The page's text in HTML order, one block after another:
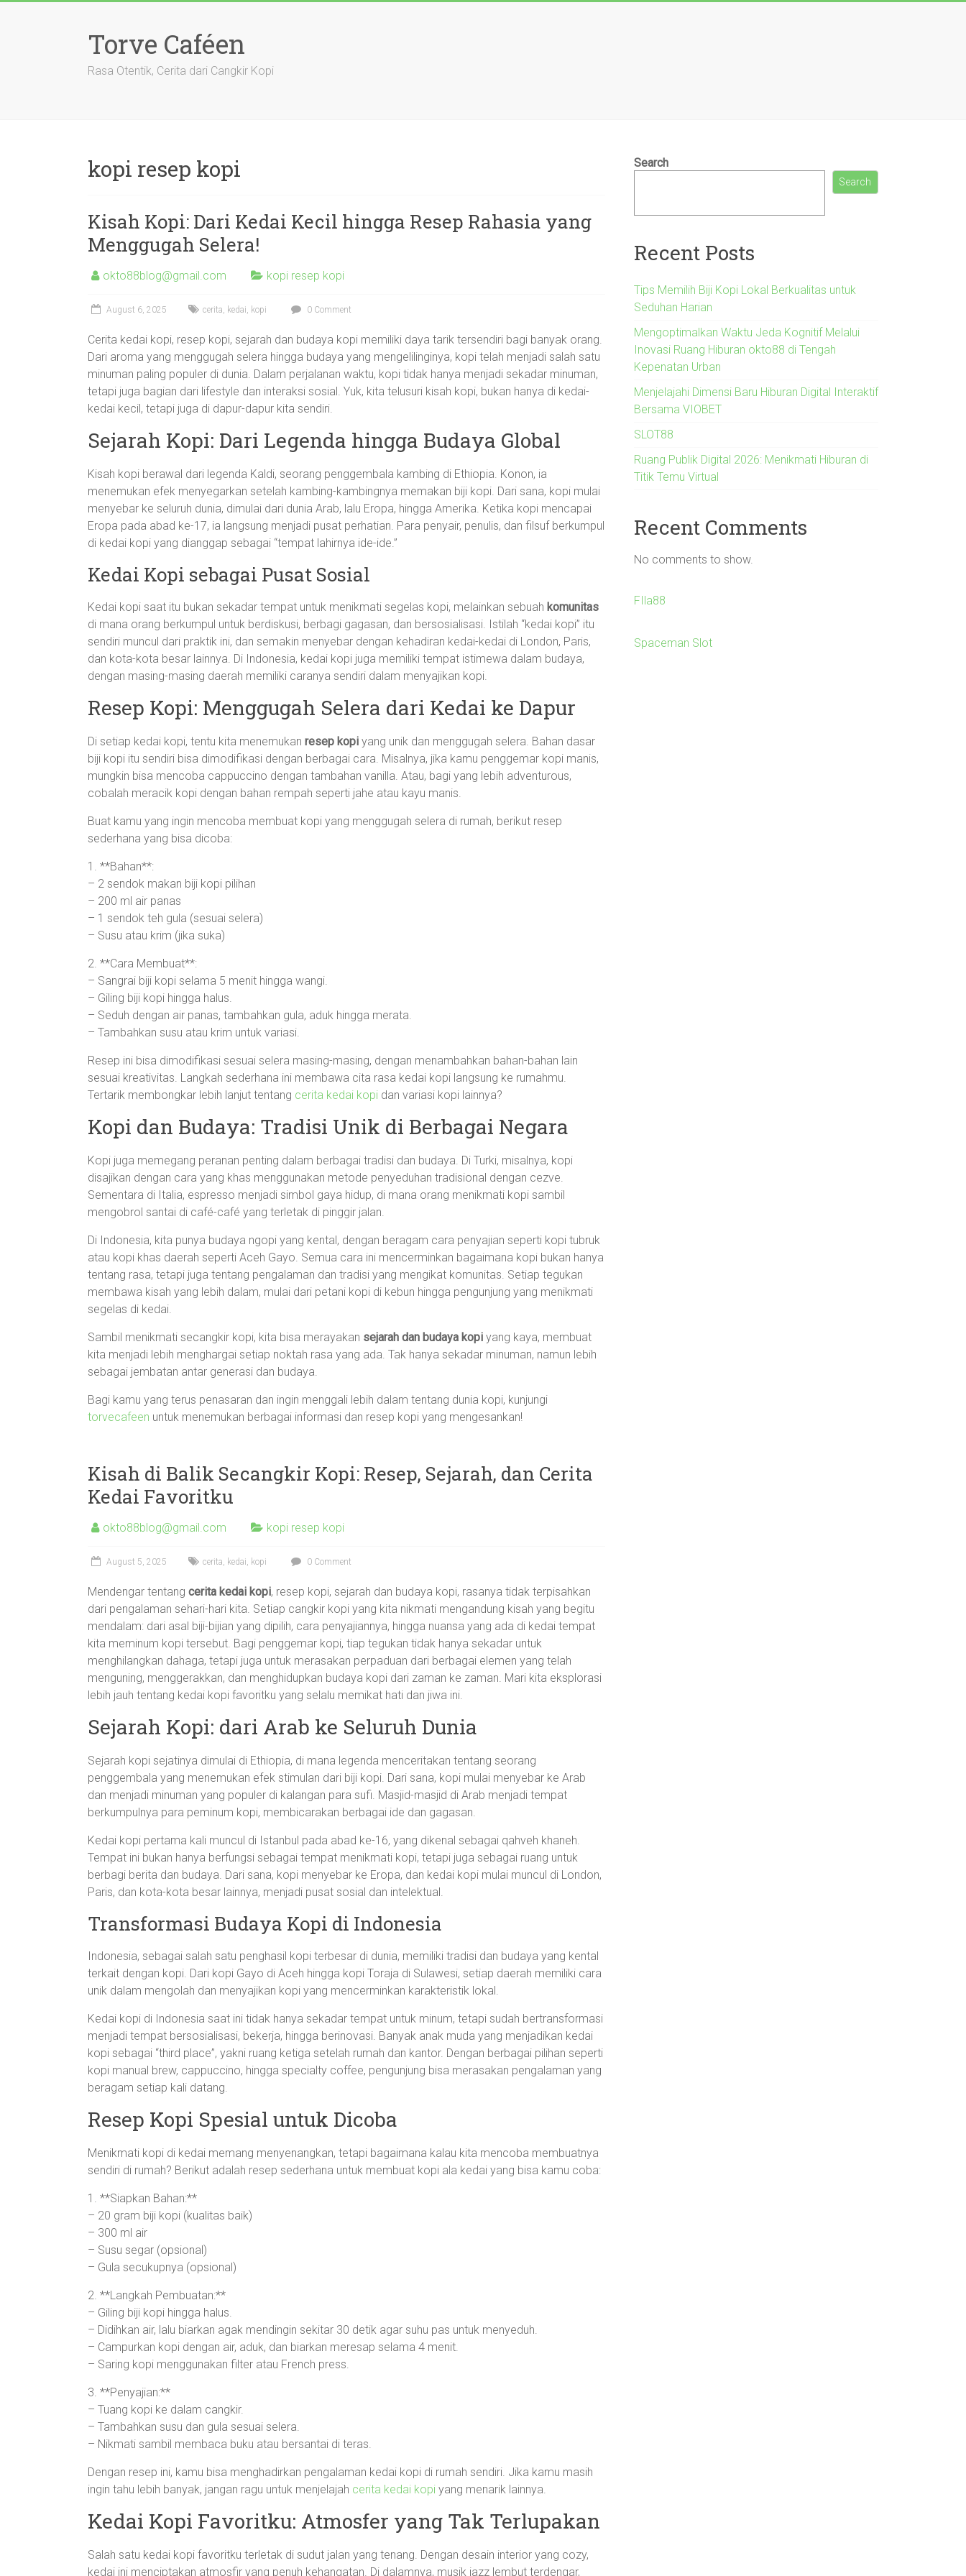
Torve Caféen
Rasa Otentik, Cerita dari Cangkir Kopi
kopi resep kopi
Kisah Kopi: Dari Kedai Kecil hingga Resep Rahasia yang
Menggugah Selera!
okto88blog@gmail.com kopi resep kopi
August 6, 2025 cerita, kedai, kopi 0 Comment
Cerita kedai kopi, resep kopi, sejarah dan budaya kopi memiliki daya tarik tersendiri bagi banyak orang.
Dari aroma yang menggugah selera hingga budaya yang mengelilinginya, kopi telah menjadi salah satu
minuman paling populer di dunia. Dalam perjalanan waktu, kopi tidak hanya menjadi sekadar minuman,
tetapi juga bagian dari lifestyle dan interaksi sosial. Yuk, kita telusuri kisah kopi, bukan hanya di kedai-
kedai kecil, tetapi juga di dapur-dapur kita sendiri.
Sejarah Kopi: Dari Legenda hingga Budaya Global
Kisah kopi berawal dari legenda Kaldi, seorang penggembala kambing di Ethiopia. Konon, ia
menemukan efek menyegarkan setelah kambing-kambingnya memakan biji kopi. Dari sana, kopi mulai
menyebar ke seluruh dunia, dimulai dari dunia Arab, lalu Eropa, hingga Amerika. Ketika kopi mencapai
Eropa pada abad ke-17, ia langsung menjadi pusat perhatian. Para penyair, penulis, dan filsuf berkumpul
di kedai kopi yang dianggap sebagai “tempat lahirnya ide-ide.”
Kedai Kopi sebagai Pusat Sosial
Kedai kopi saat itu bukan sekadar tempat untuk menikmati segelas kopi, melainkan sebuah komunitas
di mana orang berkumpul untuk berdiskusi, berbagi gagasan, dan bersosialisasi. Istilah “kedai kopi” itu
sendiri muncul dari praktik ini, dan semakin menyebar dengan kehadiran kedai-kedai di London, Paris,
dan kota-kota besar lainnya. Di Indonesia, kedai kopi juga memiliki tempat istimewa dalam budaya,
dengan masing-masing daerah memiliki caranya sendiri dalam menyajikan kopi.
Resep Kopi: Menggugah Selera dari Kedai ke Dapur
Di setiap kedai kopi, tentu kita menemukan resep kopi yang unik dan menggugah selera. Bahan dasar
biji kopi itu sendiri bisa dimodifikasi dengan berbagai cara. Misalnya, jika kamu penggemar kopi manis,
mungkin bisa mencoba cappuccino dengan tambahan vanilla. Atau, bagi yang lebih adventurous,
cobalah meracik kopi dengan bahan rempah seperti jahe atau kayu manis.
Buat kamu yang ingin mencoba membuat kopi yang menggugah selera di rumah, berikut resep
sederhana yang bisa dicoba:
1. **Bahan**:
– 2 sendok makan biji kopi pilihan
– 200 ml air panas
– 1 sendok teh gula (sesuai selera)
– Susu atau krim (jika suka)
2. **Cara Membuat**:
– Sangrai biji kopi selama 5 menit hingga wangi.
– Giling biji kopi hingga halus.
– Seduh dengan air panas, tambahkan gula, aduk hingga merata.
– Tambahkan susu atau krim untuk variasi.
Resep ini bisa dimodifikasi sesuai selera masing-masing, dengan menambahkan bahan-bahan lain
sesuai kreativitas. Langkah sederhana ini membawa cita rasa kedai kopi langsung ke rumahmu.
Tertarik membongkar lebih lanjut tentang cerita kedai kopi dan variasi kopi lainnya?
Kopi dan Budaya: Tradisi Unik di Berbagai Negara
Kopi juga memegang peranan penting dalam berbagai tradisi dan budaya. Di Turki, misalnya, kopi
disajikan dengan cara yang khas menggunakan metode penyeduhan tradisional dengan cezve.
Sementara di Italia, espresso menjadi simbol gaya hidup, di mana orang menikmati kopi sambil
mengobrol santai di café-café yang terletak di pinggir jalan.
Di Indonesia, kita punya budaya ngopi yang kental, dengan beragam cara penyajian seperti kopi tubruk
atau kopi khas daerah seperti Aceh Gayo. Semua cara ini mencerminkan bagaimana kopi bukan hanya
tentang rasa, tetapi juga tentang pengalaman dan tradisi yang mengikat komunitas. Setiap tegukan
membawa kisah yang lebih dalam, mulai dari petani kopi di kebun hingga pengunjung yang menikmati
segelas di kedai.
Sambil menikmati secangkir kopi, kita bisa merayakan sejarah dan budaya kopi yang kaya, membuat
kita menjadi lebih menghargai setiap noktah rasa yang ada. Tak hanya sekadar minuman, namun lebih
sebagai jembatan antar generasi dan budaya.
Bagi kamu yang terus penasaran dan ingin menggali lebih dalam tentang dunia kopi, kunjungi
torvecafeen untuk menemukan berbagai informasi dan resep kopi yang mengesankan!
Kisah di Balik Secangkir Kopi: Resep, Sejarah, dan Cerita
Kedai Favoritku
okto88blog@gmail.com kopi resep kopi
August 5, 2025 cerita, kedai, kopi 0 Comment
Mendengar tentang cerita kedai kopi, resep kopi, sejarah dan budaya kopi, rasanya tidak terpisahkan
dari pengalaman sehari-hari kita. Setiap cangkir kopi yang kita nikmati mengandung kisah yang begitu
mendalam: dari asal biji-bijian yang dipilih, cara penyajiannya, hingga nuansa yang ada di kedai tempat
kita meminum kopi tersebut. Bagi penggemar kopi, tiap tegukan tidak hanya sekadar untuk
menghilangkan dahaga, tetapi juga untuk merasakan perpaduan dari berbagai elemen yang telah
menguning, menggerakkan, dan menghidupkan budaya kopi dari zaman ke zaman. Mari kita eksplorasi
lebih jauh tentang kedai kopi favoritku yang selalu memikat hati dan jiwa ini.
Sejarah Kopi: dari Arab ke Seluruh Dunia
Sejarah kopi sejatinya dimulai di Ethiopia, di mana legenda menceritakan tentang seorang
penggembala yang menemukan efek stimulan dari biji kopi. Dari sana, kopi mulai menyebar ke Arab
dan menjadi minuman yang populer di kalangan para sufi. Masjid-masjid di Arab menjadi tempat
berkumpulnya para peminum kopi, membicarakan berbagai ide dan gagasan.
Kedai kopi pertama kali muncul di Istanbul pada abad ke-16, yang dikenal sebagai qahveh khaneh.
Tempat ini bukan hanya berfungsi sebagai tempat menikmati kopi, tetapi juga sebagai ruang untuk
berbagi berita dan budaya. Dari sana, kopi menyebar ke Eropa, dan kedai kopi mulai muncul di London,
Paris, dan kota-kota besar lainnya, menjadi pusat sosial dan intelektual.
Transformasi Budaya Kopi di Indonesia
Indonesia, sebagai salah satu penghasil kopi terbesar di dunia, memiliki tradisi dan budaya yang kental
terkait dengan kopi. Dari kopi Gayo di Aceh hingga kopi Toraja di Sulawesi, setiap daerah memiliki cara
unik dalam mengolah dan menyajikan kopi yang mencerminkan karakteristik lokal.
Kedai kopi di Indonesia saat ini tidak hanya sekadar tempat untuk minum, tetapi sudah bertransformasi
menjadi tempat bersosialisasi, bekerja, hingga berinovasi. Banyak anak muda yang menjadikan kedai
kopi sebagai “third place”, yakni ruang ketiga setelah rumah dan kantor. Dengan berbagai pilihan seperti
kopi manual brew, cappuccino, hingga specialty coffee, pengunjung bisa merasakan pengalaman yang
beragam setiap kali datang.
Resep Kopi Spesial untuk Dicoba
Menikmati kopi di kedai memang menyenangkan, tetapi bagaimana kalau kita mencoba membuatnya
sendiri di rumah? Berikut adalah resep sederhana untuk membuat kopi ala kedai yang bisa kamu coba:
1. **Siapkan Bahan:**
– 20 gram biji kopi (kualitas baik)
– 300 ml air
– Susu segar (opsional)
– Gula secukupnya (opsional)
2. **Langkah Pembuatan:**
– Giling biji kopi hingga halus.
– Didihkan air, lalu biarkan agak mendingin sekitar 30 detik agar suhu pas untuk menyeduh.
– Campurkan kopi dengan air, aduk, dan biarkan meresap selama 4 menit.
– Saring kopi menggunakan filter atau French press.
3. **Penyajian:**
– Tuang kopi ke dalam cangkir.
– Tambahkan susu dan gula sesuai selera.
– Nikmati sambil membaca buku atau bersantai di teras.
Dengan resep ini, kamu bisa menghadirkan pengalaman kedai kopi di rumah sendiri. Jika kamu masih
ingin tahu lebih banyak, jangan ragu untuk menjelajah cerita kedai kopi yang menarik lainnya.
Kedai Kopi Favoritku: Atmosfer yang Tak Terlupakan
Salah satu kedai kopi favoritku terletak di sudut jalan yang tenang. Dengan desain interior yang cozy,
kedai ini menciptakan atmosfir yang penuh kehangatan. Di dalamnya, musik jazz lembut terdengar,
Search
Search
Recent Posts
Tips Memilih Biji Kopi Lokal Berkualitas untuk
Seduhan Harian
Mengoptimalkan Waktu Jeda Kognitif Melalui
Inovasi Ruang Hiburan okto88 di Tengah
Kepenatan Urban
Menjelajahi Dimensi Baru Hiburan Digital Interaktif
Bersama VIOBET
SLOT88
Ruang Publik Digital 2026: Menikmati Hiburan di
Titik Temu Virtual
Recent Comments
No comments to show.
FIla88
Spaceman Slot